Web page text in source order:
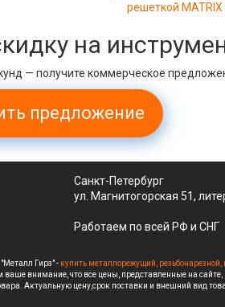
решеткой MATRIX
на
— получите коммерческое
предложение
Санкт-Петербург
ул. Магнитогорская 51,
Работаем по всей РФ и СНГ
Гирз" - купить металлорежущий,
внимание, что все цены, представленные на
Актуальную цену,срок поставки и внешний вид